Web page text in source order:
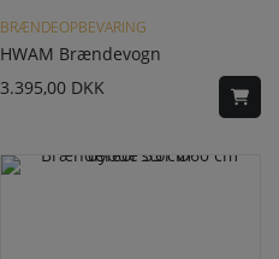
BRÆNDEOPBEVARING
HWAM Brændevogn
3.395,00 DKK